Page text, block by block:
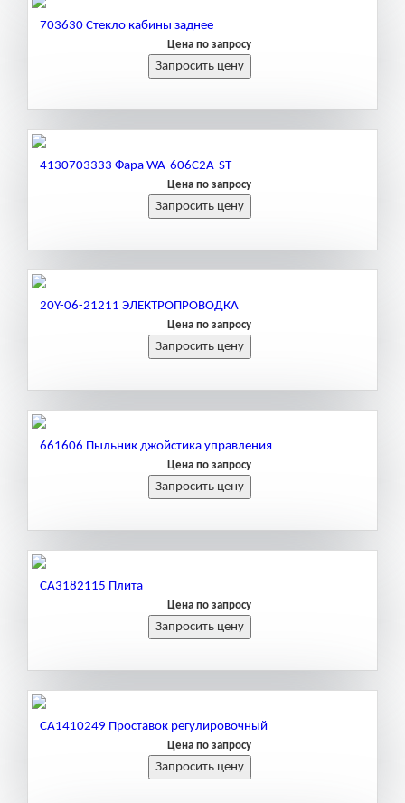
703630 Стекло кабины заднее
Цена по запросу
4130703333 Фара WA-606C2A-ST
Цена по запросу
20Y-06-21211 ЭЛЕКТРОПРОВОДКА
Цена по запросу
661606 Пыльник джойстика управления
Цена по запросу
CA3182115 Плита
Цена по запросу
CA1410249 Проставок регулировочный
Цена по запросу